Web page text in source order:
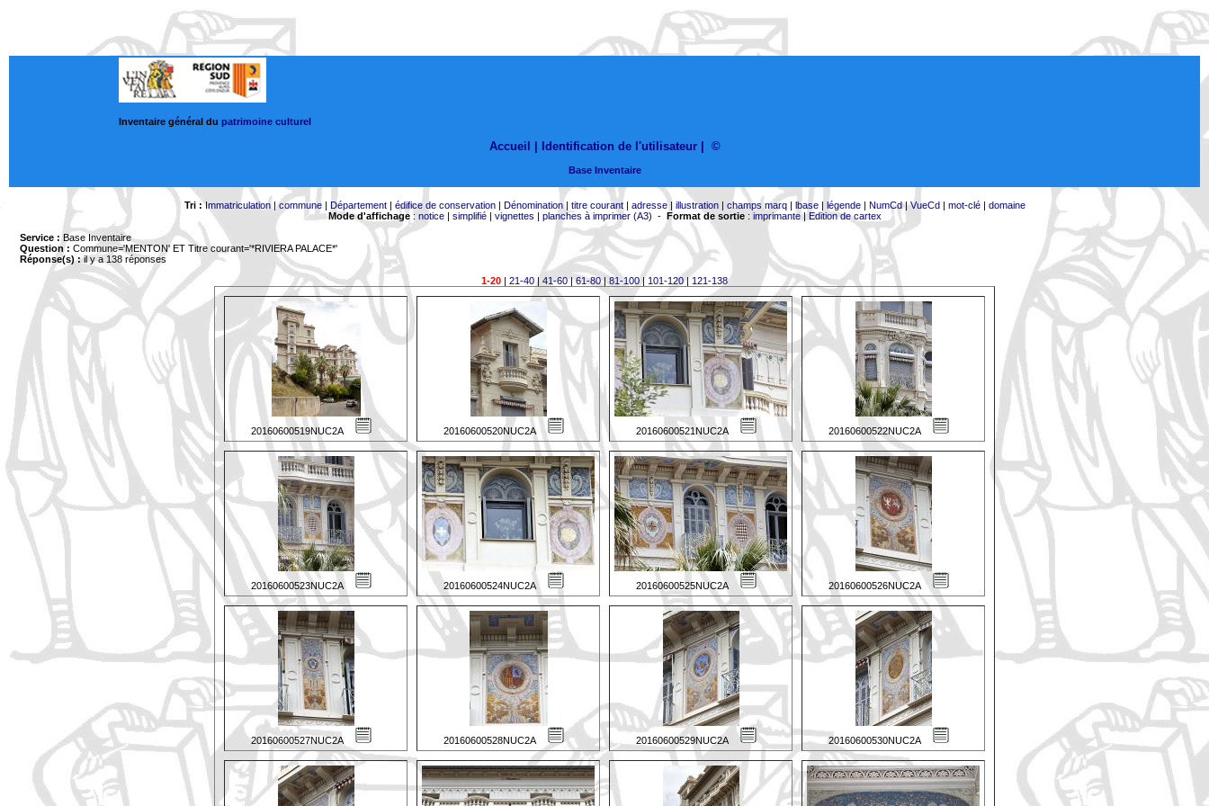
Inventaire général du patrimoine culturel
Accueil | Identification de l'utilisateur ©
Base Inventaire
Tri : Immatriculation|commune| Département| édifice de conservation| Dénomination| titre courant| adresse| illustration| champs marq| lbase| légende| NumCd|VueCd| mot-clé| domaine
Mode d'affichage: notice| simplifié| vignettes | planches à imprimer (A3) - Format de sortie: imprimante|Edition de cartex
Service : Base Inventaire
Question : Commune='MENTON' ET Titre courant='*RIVIERA PALACE*'
Réponse(s) :il y a 138 réponses
1-20 | 21-40 | 41-60|61-80| 81-100 | 101-120| 121-138
20160600519NUC2A 20160600520NUC2A 20160600521NUC2A 20160600522NUC2A
20160600523NUC2A 20160600524NUC2A 20160600525NUC2A 20160600526NUC2A
20160600527NUC2A 20160600528NUC2A 20160600529NUC2A 20160600530NUC2A